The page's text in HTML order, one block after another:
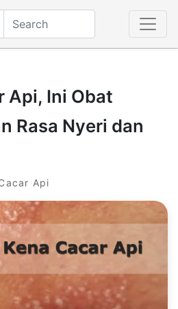
Api, Ini Obat
Rasa Nyeri dan
Api